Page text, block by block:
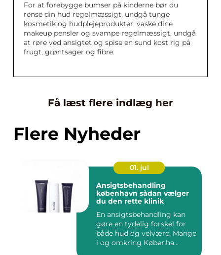
For at forebygge bumser på kinderne bør du
rense din hud regelmæssigt, undgå tunge
kosmetik og hudplejeprodukter, vaske dine
makeup pensler og svampe regelmæssigt, undgå
at røre ved ansigtet og spise en sund kost rig på
frugt, grøntsager og fibre.
Få læst flere indlæg her
Flere Nyheder
01. jul
Ansigtsbehandling
københavn sådan vælger
du den rette klinik
En ansigtsbehandling kan
gøre en tydelig forskel for
både hud og velvære. Mange
i og omkring Københa...